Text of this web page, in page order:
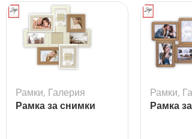
Рамки, Галерия
Рамка за снимки
Рамки,
Рамка